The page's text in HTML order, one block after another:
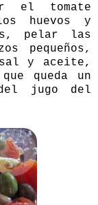
el tomate
huevos y
pelar las
pequeños,
y aceite,
queda un
jugo del